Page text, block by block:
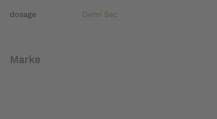
dosage Demi Sec
Marke